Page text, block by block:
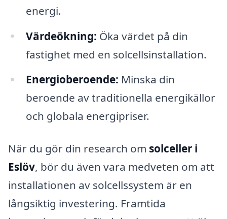
energi.
Värdeökning: Öka värdet på din
fastighet med en solcellsinstallation.
Energioberoende: Minska din
beroende av traditionella energikällor
och globala energipriser.
När du gör din research om solceller i
Eslöv, bör du även vara medveten om att
installationen av solcellssystem är en
långsiktig investering. Framtida